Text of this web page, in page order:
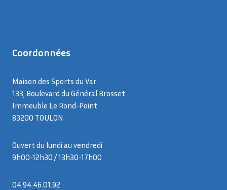
Coordonnées
Maison des Sports du Var
133, Boulevard du Général Brosset
Immeuble Le Rond-Point
83200 TOULON
Ouvert du lundi au vendredi
9h00-12h30 / 13h30-17h00
04.94.46.01.92